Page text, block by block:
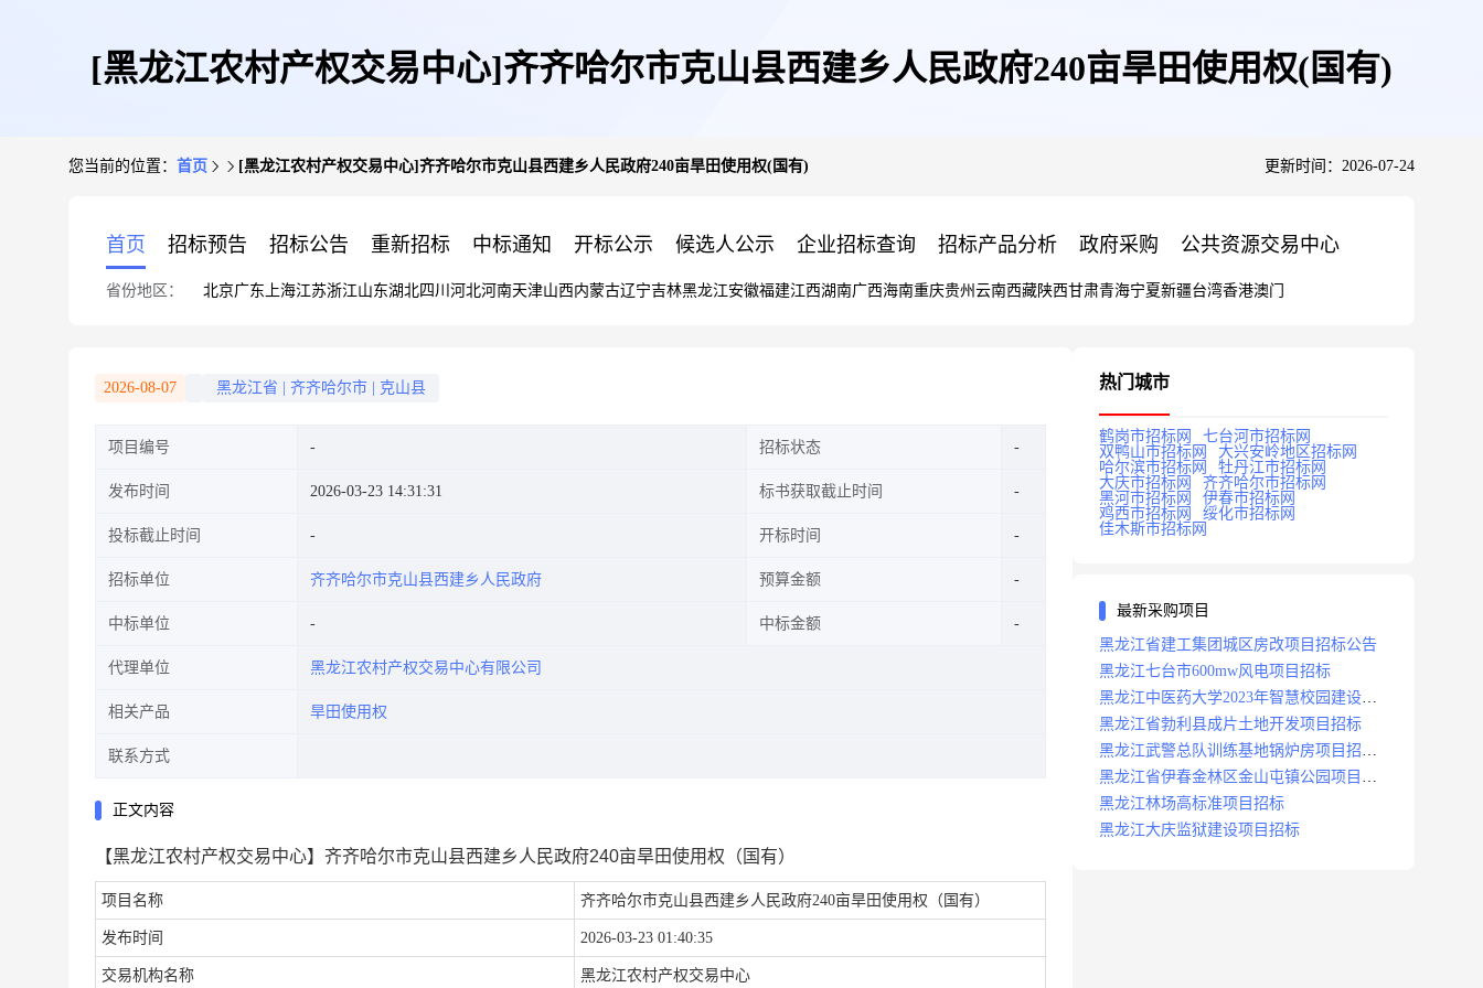
[黑龙江农村产权交易中心]齐齐哈尔市克山县西建乡人民政府240亩旱田使用权(国有)
您当前的位置： 首页 [黑龙江农村产权交易中心]齐齐哈尔市克山县西建乡人民政府240亩旱田使用权(国有) 更新时间：2026-07-24
首页 招标预告 招标公告 重新招标 中标通知 开标公示 候选人公示 企业招标查询 招标产品分析 政府采购 公共资源交易中心
省份地区： 北京广东 上海江苏浙江山东湖北四川 河北河南天津山西内蒙古辽宁吉林黑龙江安徽福建江西湖南广西海南重庆贵州 云南西藏陕西甘肃青海宁夏新疆台湾香港澳门
2026-08-07 黑龙江省 齐齐哈尔市 克山县
项目编号 招标状态
发布时间 2026-03-23 14:31:31 标书获取截止时间
投标截止时间 开标时间
招标单位 齐齐哈尔市克山县西建乡人民政府 预算金额
中标单位 中标金额
代理单位 黑龙江农村产权交易中心有限公司
相关产品 旱田使用权
联系方式
正文内容
【黑龙江农村产权交易中心】齐齐哈尔市克山县西建乡人民政府240亩旱田使用权（国有）
项目名称 齐齐哈尔市克山县西建乡人民政府240亩旱田使用权（国有）
发布时间 2026-03-23 01:40:35
交易机构名称 黑龙江农村产权交易中心
热门城市
鹤岗市招标网
七台河市招标网
双鸭山市招标网
大兴安岭地区招标网
哈尔滨市招标网
牡丹江市招标网
大庆市招标网
齐齐哈尔市招标网
黑河市招标网
伊春市招标网
鸡西市招标网
绥化市招标网
佳木斯市招标网
最新采购项目
黑龙江省建工集团城区房改项目招标公告
黑龙江七台市600mw风电项目招标
黑龙江中医药大学2023年智慧校园建设项
目招标公告
黑龙江省勃利县成片土地开发项目招标
黑龙江武警总队训练基地锅炉房项目招标
公示
黑龙江省伊春金林区金山屯镇公园项目招
标公告
黑龙江林场高标准项目招标
黑龙江大庆监狱建设项目招标